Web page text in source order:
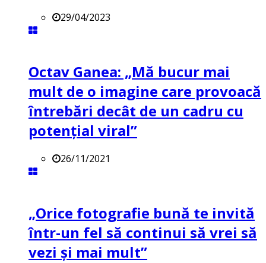
29/04/2023
Octav Ganea: „Mă bucur mai
mult de o imagine care provoacă
întrebări decât de un cadru cu
potenţial viral”
26/11/2021
„Orice fotografie bună te invită
într-un fel să continui să vrei să
vezi și mai mult”